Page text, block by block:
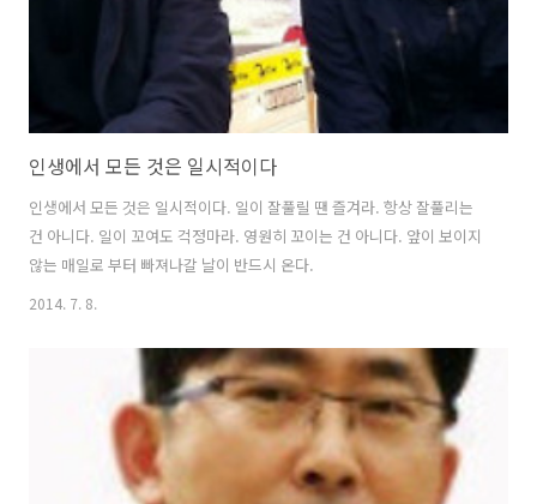
인생에서 모든 것은 일시적이다
인생에서 모든 것은 일시적이다. 일이 잘풀릴 땐 즐겨라. 항상 잘풀리는
건 아니다. 일이 꼬여도 걱정마라. 영원히 꼬이는 건 아니다. 앞이 보이지
않는 매일로 부터 빠져나갈 날이 반드시 온다.
2014. 7. 8.